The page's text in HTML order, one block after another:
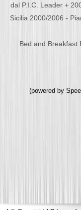
dal P.I.C. Leader +
Sicilia 2000/2006 -
Bed and Breakfast
(powered by